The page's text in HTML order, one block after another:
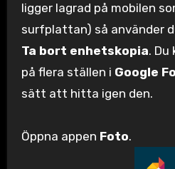
ligger lagrad på mobilen
surfplattan) så använder
Ta bort enhetskopia.
på flera ställen i Google
sätt att hitta igen den.
Öppna appen Foto.